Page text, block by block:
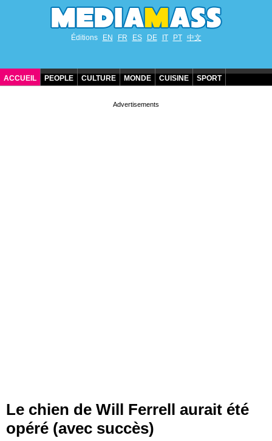
Éditions EN FR ES DE IT PT 中文
ACCUEIL PEOPLE CULTURE MONDE CUISINE SPORT
Le chien de Will Ferrell aurait été
opéré (avec succès)